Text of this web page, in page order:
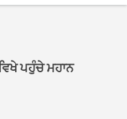
ਪਹੁੰਚੇ ਮਹਾਨ